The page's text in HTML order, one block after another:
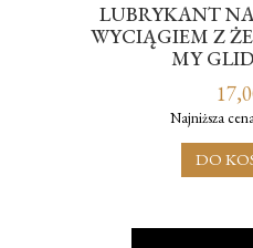
LUBRYKANT
WYCIĄGIEM Z
MY
Najniższa
DO